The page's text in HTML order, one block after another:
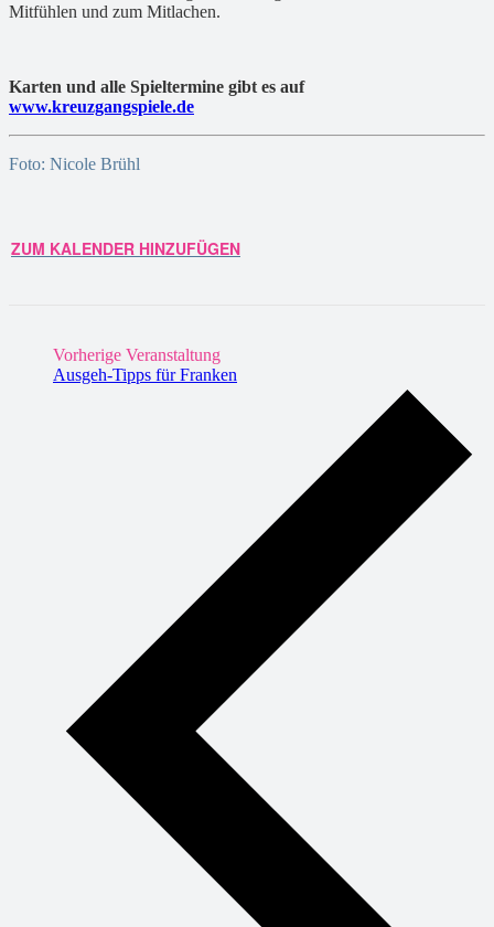
Mitfühlen und zum Mitlachen.
Karten und alle Spieltermine gibt es auf
www.kreuzgangspiele.de
Foto: Nicole Brühl
ZUM KALENDER HINZUFÜGEN
Vorherige Veranstaltung
Ausgeh-Tipps für Franken